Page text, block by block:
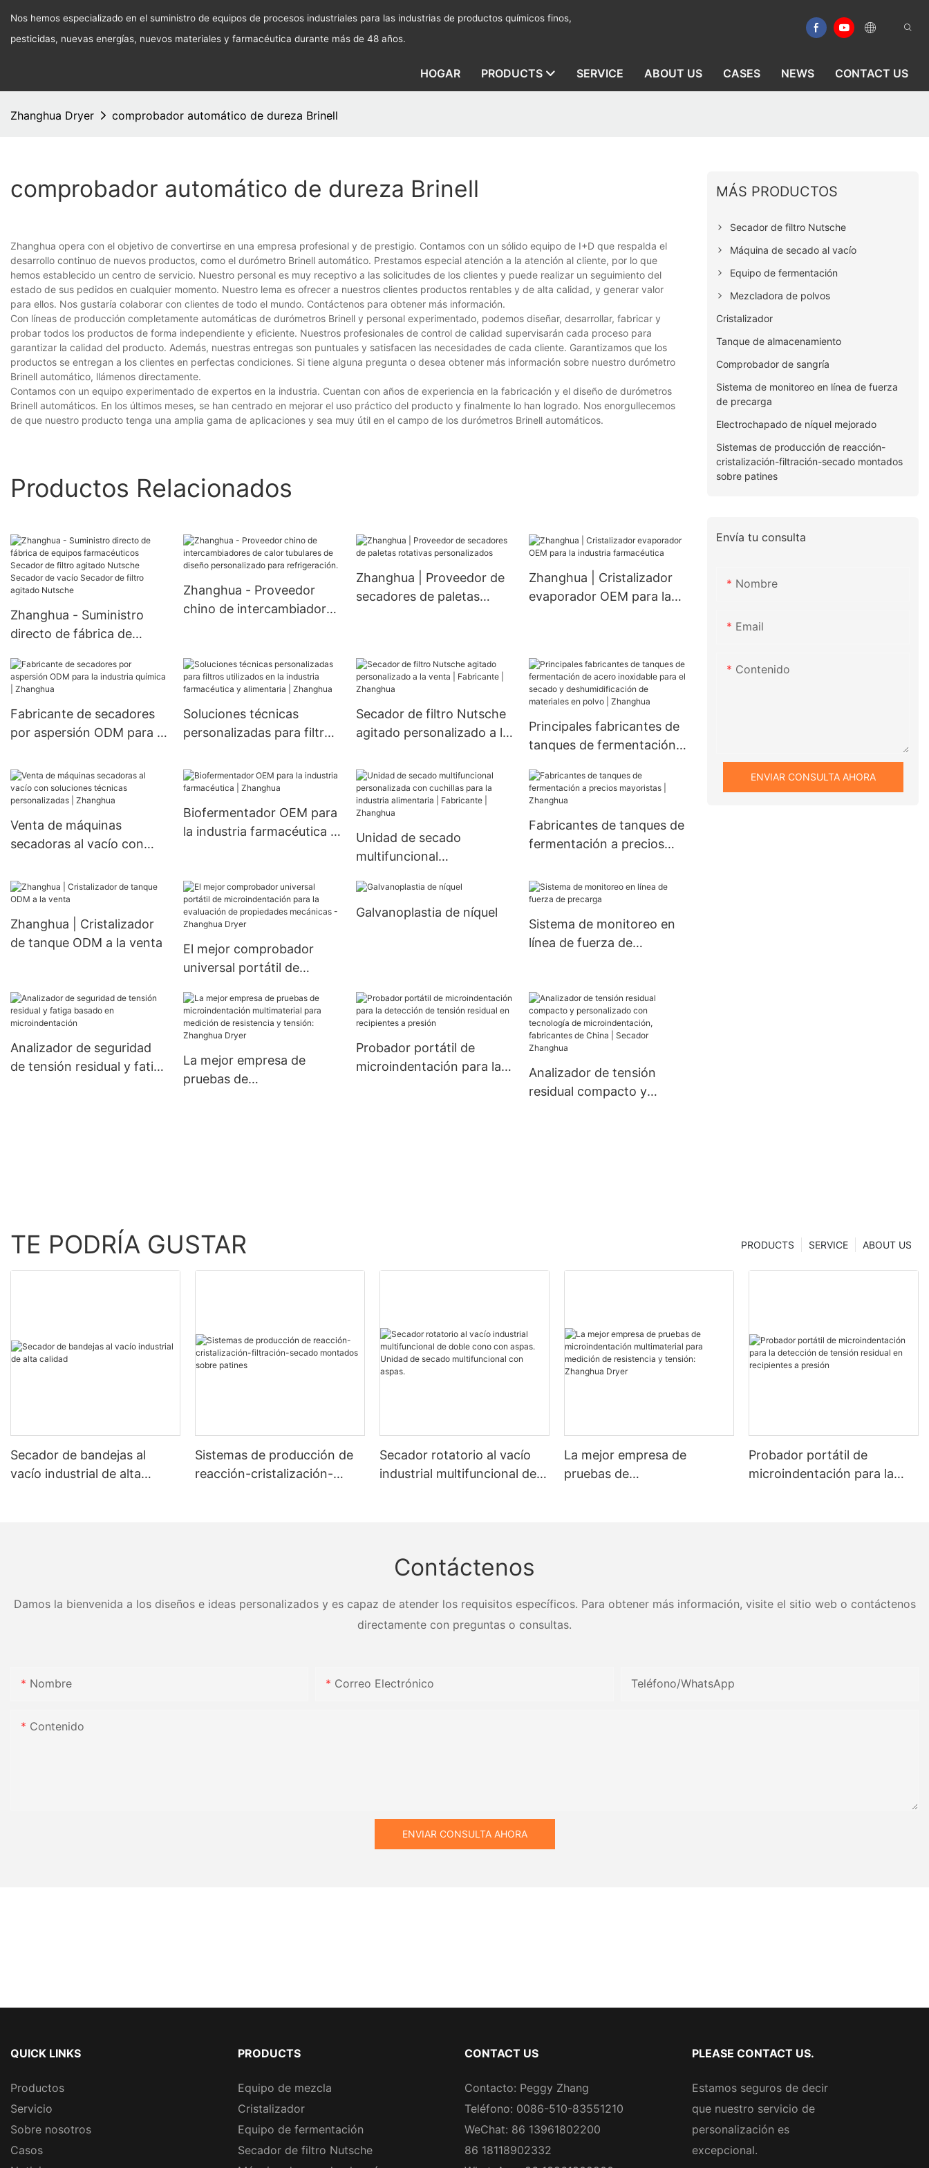
Nos hemos especializado en el suministro de equipos de procesos industriales para las industrias de productos químicos finos,
pesticidas, nuevas energías, nuevos materiales y farmacéutica durante más de 48 años.
HOGAR PRODUCTS SERVICE ABOUT US CASES NEWS CONTACT US
Zhanghua Dryer comprobador automático de dureza Brinell
comprobador automático de dureza Brinell
Zhanghua opera con el objetivo de convertirse en una empresa profesional y de prestigio. Contamos con un sólido equipo de I+D que respalda el
desarrollo continuo de nuevos productos, como el durómetro Brinell automático. Prestamos especial atención a la atención al cliente, por lo que
hemos establecido un centro de servicio. Nuestro personal es muy receptivo a las solicitudes de los clientes y puede realizar un seguimiento del
estado de sus pedidos en cualquier momento. Nuestro lema es ofrecer a nuestros clientes productos rentables y de alta calidad, y generar valor
para ellos. Nos gustaría colaborar con clientes de todo el mundo. Contáctenos para obtener más información.
Con líneas de producción completamente automáticas de durómetros Brinell y personal experimentado, podemos diseñar, desarrollar, fabricar y
probar todos los productos de forma independiente y eficiente. Nuestros profesionales de control de calidad supervisarán cada proceso para
garantizar la calidad del producto. Además, nuestras entregas son puntuales y satisfacen las necesidades de cada cliente. Garantizamos que los
productos se entregan a los clientes en perfectas condiciones. Si tiene alguna pregunta o desea obtener más información sobre nuestro durómetro
Brinell automático, llámenos directamente.
Contamos con un equipo experimentado de expertos en la industria. Cuentan con años de experiencia en la fabricación y el diseño de durómetros
Brinell automáticos. En los últimos meses, se han centrado en mejorar el uso práctico del producto y finalmente lo han logrado. Nos enorgullecemos
de que nuestro producto tenga una amplia gama de aplicaciones y sea muy útil en el campo de los durómetros Brinell automáticos.
Productos Relacionados
Zhanghua - Suministro
directo de fábrica de
Secador de filtro agitado
Nutsche Secador de vacío
Secador de filtro agitado
Nutsche
Zhanghua - Proveedor
chino de intercambiadores
refrigeración.
Zhanghua | Proveedor de
secadores de paletas
Zhanghua | Cristalizador
evaporador OEM para la
Fabricante de secadores
por aspersión ODM para la
Zhanghua
Soluciones técnicas
personalizadas para filtros
farmacéutica y alimentaria
| Zhanghua
Secador de filtro Nutsche
agitado personalizado a la
Zhanghua
Principales fabricantes de
tanques de fermentación
secado y
deshumidificación de
materiales en polvo |
Zhanghua
Venta de máquinas
secadoras al vacío con
personalizadas | Zhanghua
Biofermentador OEM para
la industria farmacéutica |
Unidad de secado
multifuncional
cuchillas para la industria
alimentaria | Fabricante |
Fabricantes de tanques de
fermentación a precios
Zhanghua | Cristalizador
de tanque ODM a la venta
El mejor comprobador
universal portátil de
evaluación de propiedades
mecánicas - Zhanghua
Dryer
Galvanoplastia de níquel
Sistema de monitoreo en
línea de fuerza de
Analizador de seguridad
de tensión residual y fatiga
La mejor empresa de
pruebas de
Probador portátil de
microindentación para la
Analizador de tensión
residual compacto y
MÁS PRODUCTOS
Secador de filtro Nutsche
Máquina de secado al vacío
Equipo de fermentación
Mezcladora de polvos
Cristalizador
Tanque de almacenamiento
Comprobador de sangría
Sistema de monitoreo en línea de fuerza
de precarga
Electrochapado de níquel mejorado
Sistemas de producción de reacción-
cristalización-filtración-secado montados
sobre patines
Envía tu consulta
Nombre
Email
Contenido
ENVIAR CONSULTA AHORA
TE PODRÍA GUSTAR ABOUT US
SERVICE
PRODUCTS
Secador de bandejas al
vacío industrial de alta
Sistemas de producción de
reacción-cristalización-
Secador rotatorio al vacío
industrial multifuncional de
La mejor empresa de
pruebas de
Probador portátil de
microindentación para la
Contáctenos
Damos la bienvenida a los diseños e ideas personalizados y es capaz de atender los requisitos específicos. Para obtener más información, visite el sitio web o contáctenos
directamente con preguntas o consultas.
Nombre Correo Electrónico Teléfono/WhatsApp
Contenido
ENVIAR CONSULTA AHORA
QUICK LINKS
Productos
Servicio
Sobre nosotros
Casos
PRODUCTS
Equipo de mezcla
Cristalizador
Equipo de fermentación
Secador de filtro Nutsche
CONTACT US
Contacto: Peggy Zhang
Teléfono: 0086-510-83551210
WeChat: 86 13961802200
86 18118902332
PLEASE CONTACT US.
Estamos seguros de decir
que nuestro servicio de
personalización es
excepcional.